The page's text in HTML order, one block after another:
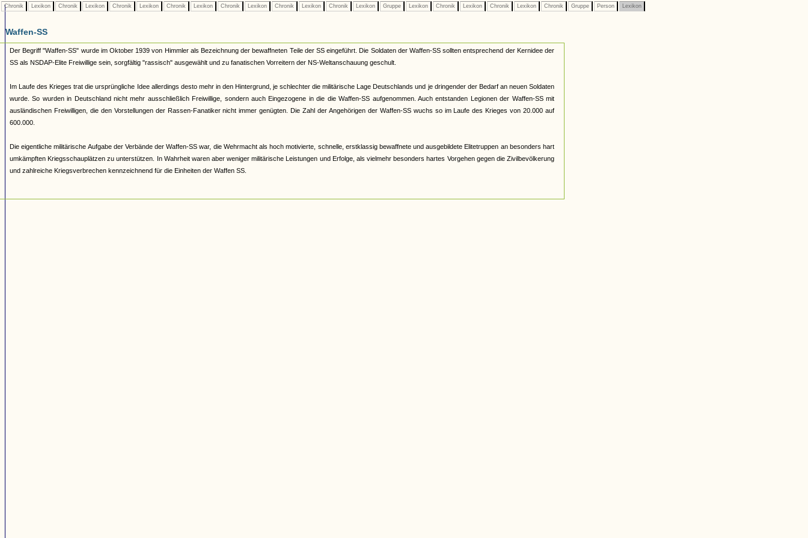
Chronik Lexikon Chronik Lexikon Chronik Lexikon Chronik Lexikon Chronik Lexikon Chronik Lexikon Chronik Lexikon Gruppe Lexikon Chronik Lexikon Chronik Lexikon Chronik Gruppe Person Lexikon
Waffen-SS
Der Begriff "Waffen-SS" wurde im Oktober 1939 von Himmler als Bezeichnung der bewaffneten Teile der SS eingeführt. Die Soldaten der Waffen-SS sollten entsprechend der Kernidee der
SS als NSDAP-Elite Freiwillige sein, sorgfältig "rassisch" ausgewählt und zu fanatischen Vorreitern der NS-Weltanschauung geschult.
Im Laufe des Krieges trat die ursprüngliche Idee allerdings desto mehr in den Hintergrund, je schlechter die militärische Lage Deutschlands und je dringender der Bedarf an neuen Soldaten
wurde. So wurden in Deutschland nicht mehr ausschließlich Freiwillige, sondern auch Eingezogene in die die Waffen-SS aufgenommen. Auch entstanden Legionen der Waffen-SS mit
ausländischen Freiwilligen, die den Vorstellungen der Rassen-Fanatiker nicht immer genügten. Die Zahl der Angehörigen der Waffen-SS wuchs so im Laufe des Krieges von 20.000 auf
600.000.
Die eigentliche militärische Aufgabe der Verbände der Waffen-SS war, die Wehrmacht als hoch motivierte, schnelle, erstklassig bewaffnete und ausgebildete Elitetruppen an besonders hart
umkämpften Kriegsschauplätzen zu unterstützen. In Wahrheit waren aber weniger militärische Leistungen und Erfolge, als vielmehr besonders hartes Vorgehen gegen die Zivilbevölkerung
und zahlreiche Kriegsverbrechen kennzeichnend für die Einheiten der Waffen SS.